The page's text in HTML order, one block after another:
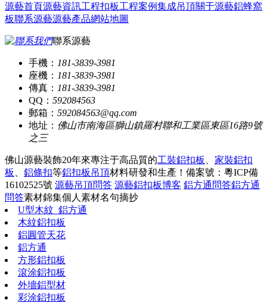
源藝首頁源藝資訊工程扣板工程案例集成吊頂關于源藝鋁蜂窩
板聯系源藝源藝產品網站地圖
聯系源藝
手機： 181-3839-3981
座機： 181-3839-3981
傳真： 181-3839-3981
QQ： 592084563
郵箱： 592084563@qq.com
地址： 佛山市南海區獅山鎮羅村聯和工業區東區16路9號
之三
佛山源藝裝飾20年來專注于高品質的工裝鋁扣板
家裝鋁扣
板
鋁條扣等鋁扣板吊頂材料研發和生產！ 備案號：粵ICP備
16102525號 源藝吊頂問答 源藝鋁扣板博客 鋁方通問答鋁方通
問答素材錦集個人素材名句摘抄
U型木紋_鋁方通
木紋鋁扣板
鋁圓管天花
鋁方通
方形鋁扣板
滾涂鋁扣板
外墻鋁型材
彩涂鋁扣板